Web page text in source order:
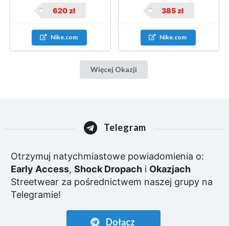
620zł
Nike.com
385zł
Nike.com
Więcej Okazji
Telegram
Otrzymuj natychmiastowe powiadomienia o:
Early Access, Shock Dropach i Okazjach
Streetwear za pośrednictwem naszej grupy na
Telegramie!
Dołącz